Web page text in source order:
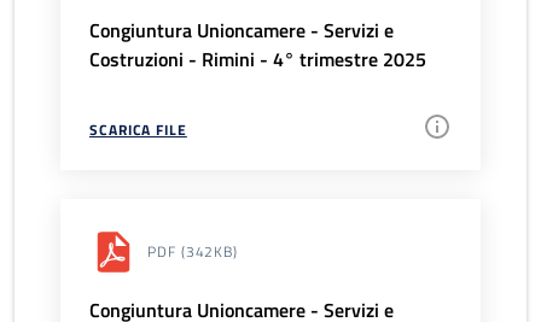
Congiuntura Unioncamere - Servizi e
Costruzioni - Rimini - 4° trimestre 2025
SCARICA FILE
PDF (342KB)
Congiuntura Unioncamere - Servizi e